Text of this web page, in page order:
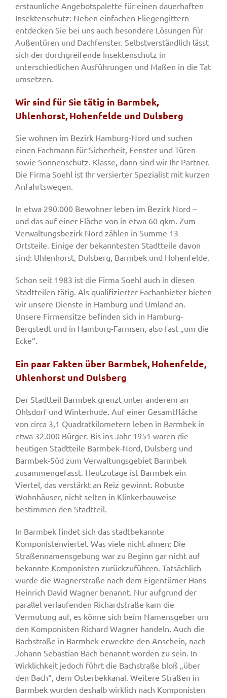
erstaunliche Angebotspalette für einen dauerhaften
Insektenschutz: Neben einfachen Fliegengittern
entdecken Sie bei uns auch besondere Lösungen für
Außentüren und Dachfenster. Selbstverständlich lässt
sich der durchgreifende Insektenschutz in
unterschiedlichen Ausführungen und Maßen in die Tat
umsetzen.
Wir sind für Sie tätig in Barmbek,
Uhlenhorst, Hohenfelde und Dulsberg
Sie wohnen im Bezirk Hamburg-Nord und suchen
einen Fachmann für Sicherheit, Fenster und Türen
sowie Sonnenschutz. Klasse, dann sind wir Ihr Partner.
Die Firma Soehl ist Ihr versierter Spezialist mit kurzen
Anfahrtswegen.
In etwa 290.000 Bewohner leben im Bezirk Nord –
und das auf einer Fläche von in etwa 60 qkm. Zum
Verwaltungsbezirk Nord zählen in Summe 13
Ortsteile. Einige der bekanntesten Stadtteile davon
sind: Uhlenhorst, Dulsberg, Barmbek und Hohenfelde.
Schon seit 1983 ist die Firma Soehl auch in diesen
Stadtteilen tätig. Als qualifizierter Fachanbieter bieten
wir unsere Dienste in Hamburg und Umland an.
Unsere Firmensitze befinden sich in Hamburg-
Bergstedt und in Hamburg-Farmsen, also fast „um die
Ecke“.
Ein paar Fakten über Barmbek, Hohenfelde,
Uhlenhorst und Dulsberg
Der Stadtteil Barmbek grenzt unter anderem an
Ohlsdorf und Winterhude. Auf einer Gesamtfläche
von circa 3,1 Quadratkilometern leben in Barmbek in
etwa 32.000 Bürger. Bis ins Jahr 1951 waren die
heutigen Stadtteile Barmbek-Nord, Dulsberg und
Barmbek-Süd zum Verwaltungsgebiet Barmbek
zusammengefasst. Heutzutage ist Barmbek ein
Viertel, das verstärkt an Reiz gewinnt. Robuste
Wohnhäuser, nicht selten in Klinkerbauweise
bestimmen den Stadtteil.
In Barmbek findet sich das stadtbekannte
Komponistenviertel. Was viele nicht ahnen: Die
Straßennamensgebung war zu Beginn gar nicht auf
bekannte Komponisten zurückzuführen. Tatsächlich
wurde die Wagnerstraße nach dem Eigentümer Hans
Heinrich David Wagner benannt. Nur aufgrund der
parallel verlaufenden Richardstraße kam die
Vermutung auf, es könne sich beim Namensgeber um
den Komponisten Richard Wagner handeln. Auch die
Bachstraße in Barmbek erweckte den Anschein, nach
Johann Sebastian Bach benannt worden zu sein. In
Wirklichkeit jedoch führt die Bachstraße bloß „über
den Bach“, dem Osterbekkanal. Weitere Straßen in
Barmbek wurden deshalb wirklich nach Komponisten